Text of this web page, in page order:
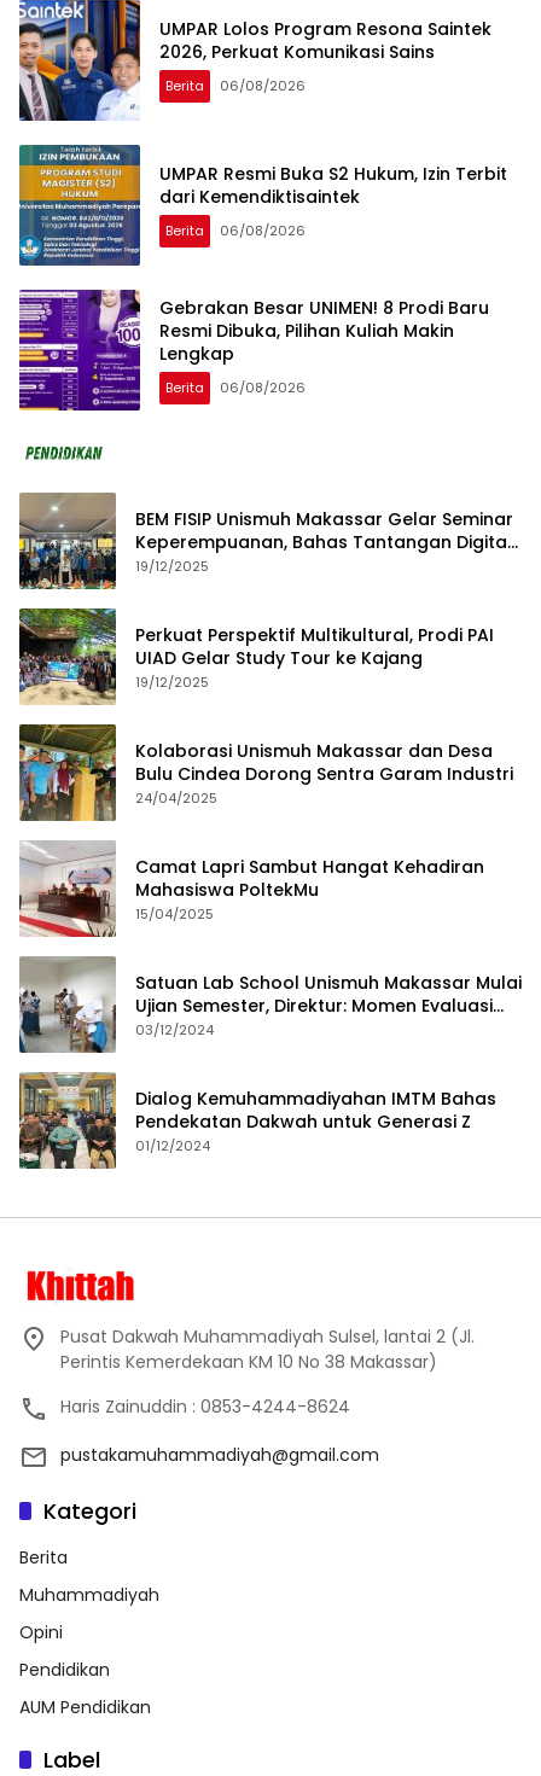
UMPAR Lolos Program Resona Saintek
2026, Perkuat Komunikasi Sains
Berita 06/08/2026
UMPAR Resmi Buka S2 Hukum, Izin Terbit
dari Kemendiktisaintek
Berita 06/08/2026
Gebrakan Besar UNIMEN! 8 Prodi Baru
Resmi Dibuka, Pilihan Kuliah Makin
Lengkap
Berita 06/08/2026
BEM FISIP Unismuh Makassar Gelar Seminar
Keperempuanan, Bahas Tantangan Digital
dan Budaya Lokal
19/12/2025
Perkuat Perspektif Multikultural, Prodi PAI
UIAD Gelar Study Tour ke Kajang
19/12/2025
Kolaborasi Unismuh Makassar dan Desa
Bulu Cindea Dorong Sentra Garam Industri
24/04/2025
Camat Lapri Sambut Hangat Kehadiran
Mahasiswa PoltekMu
15/04/2025
Satuan Lab School Unismuh Makassar Mulai
Ujian Semester, Direktur: Momen Evaluasi
Proses Pembelajaran
03/12/2024
Dialog Kemuhammadiyahan IMTM Bahas
Pendekatan Dakwah untuk Generasi Z
01/12/2024
Pusat Dakwah Muhammadiyah Sulsel, lantai 2 (Jl.
Perintis Kemerdekaan KM 10 No 38 Makassar)
Haris Zainuddin : 0853-4244-8624
pustakamuhammadiyah@gmail.com
Kategori
Berita
Muhammadiyah
Opini
Pendidikan
AUM Pendidikan
Label